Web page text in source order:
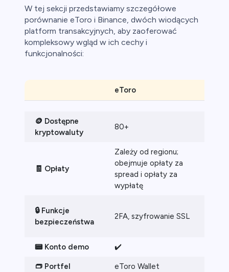
W tej sekcji przedstawiamy szczegółowe
porównanie eToro i Binance, dwóch wiodących
platform transakcyjnych, aby zaoferować
kompleksowy wgląd w ich cechy i
funkcjonalności:
eToro
🪙 Dostępne
kryptowaluty
80+
🧾 Opłaty
Zależy od regionu;
obejmuje opłaty za
spread i opłaty za
wypłatę
🔒 Funkcje
bezpieczeństwa
2FA, szyfrowanie SSL
📟 Konto demo ✔️
👝 Portfel eToro Wallet